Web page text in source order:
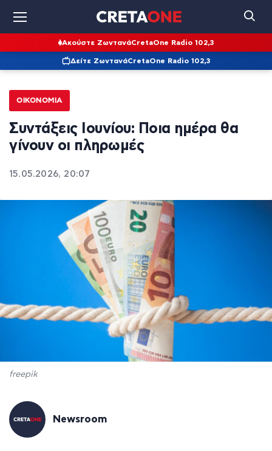
Ακούστε ΖωντανάCretaOne Radio 102,3
Δείτε ΖωντανάCretaOne Radio 102,3
ΟΙΚΟΝΟΜΊΑ
Συντάξεις Ιουνίου: Ποια ημέρα θα
γίνουν οι πληρωμές
15.05.2026, 20:07
freepik
Newsroom